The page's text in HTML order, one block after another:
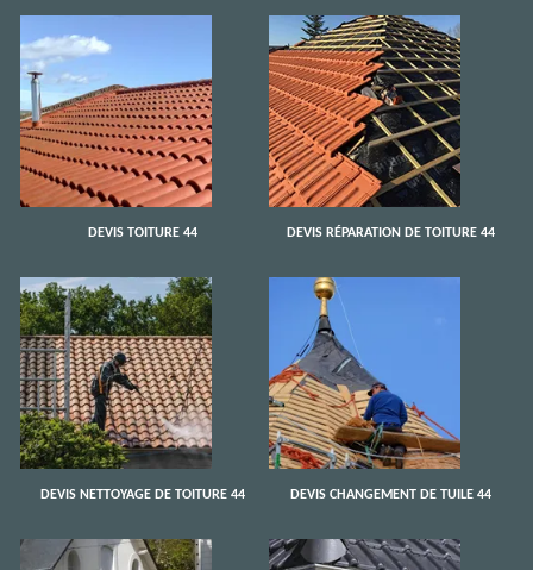
DEVIS TOITURE 44 DEVIS RÉPARATION DE TOITURE 44
DEVIS NETTOYAGE DE TOITURE 44 DEVIS CHANGEMENT DE TUILE 44